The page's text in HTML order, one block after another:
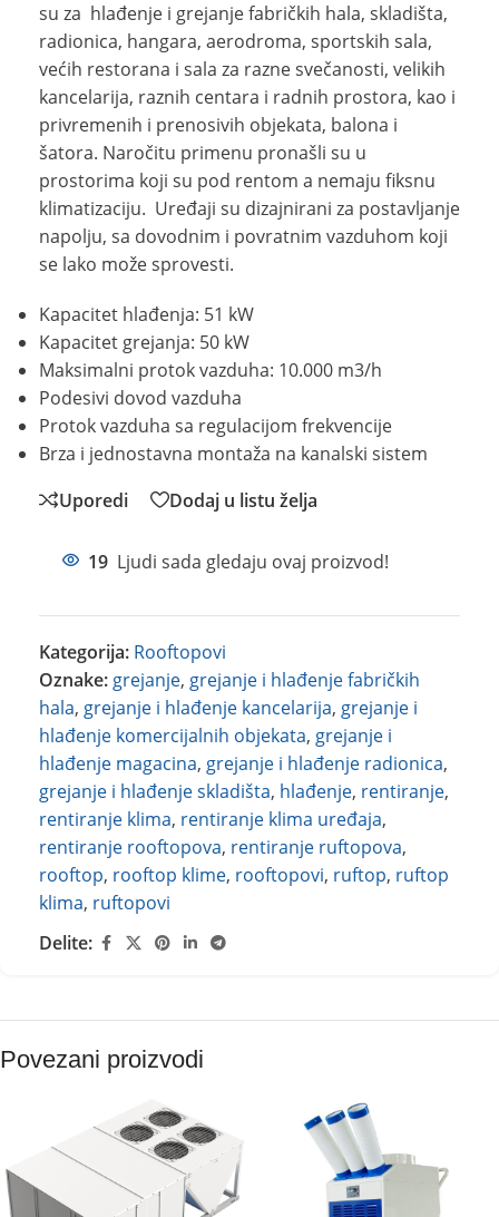
su za hlađenje i grejanje fabričkih hala, skladišta,
radionica, hangara, aerodroma, sportskih sala,
većih restorana i sala za razne svečanosti, velikih
kancelarija, raznih centara i radnih prostora, kao i
privremenih i prenosivih objekata, balona i
šatora. Naročitu primenu pronašli su u
prostorima koji su pod rentom a nemaju fiksnu
klimatizaciju. Uređaji su dizajnirani za postavljanje
napolju, sa dovodnim i povratnim vazduhom koji
se lako može sprovesti.
Kapacitet hlađenja: 51 kW
Kapacitet grejanja: 50 kW
Maksimalni protok vazduha: 10.000 m3/h
Podesivi dovod vazduha
Protok vazduha sa regulacijom frekvencije
Brza i jednostavna montaža na kanalski sistem
Uporedi
Dodaj u listu želja
19 Ljudi sada gledaju ovaj proizvod!
Kategorija: Rooftopovi
Oznake: grejanje, grejanje i hlađenje fabričkih
hala, grejanje i hlađenje kancelarija, grejanje i
hlađenje komercijalnih objekata, grejanje i
hlađenje magacina, grejanje i hlađenje radionica,
grejanje i hlađenje skladišta, hlađenje, rentiranje,
rentiranje klima, rentiranje klima uređaja,
rentiranje rooftopova, rentiranje ruftopova,
rooftop, rooftop klime, rooftopovi, ruftop, ruftop
klima, ruftopovi
Delite:
Povezani proizvodi